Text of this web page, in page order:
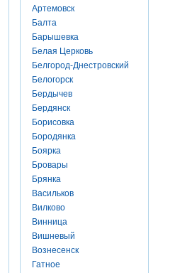
Артемовск
Балта
Барышевка
Белая Церковь
Белгород-Днестровский
Белогорск
Бердычев
Бердянск
Борисовка
Бородянка
Боярка
Бровары
Брянка
Васильков
Вилково
Винница
Вишневый
Вознесенск
Гатное